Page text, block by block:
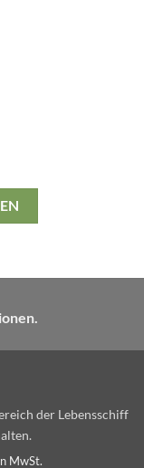
der Lebensschiff
MwSt.